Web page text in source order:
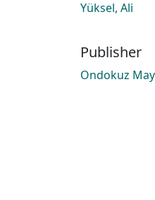
Yüksel, Ali
Publisher
Ondokuz